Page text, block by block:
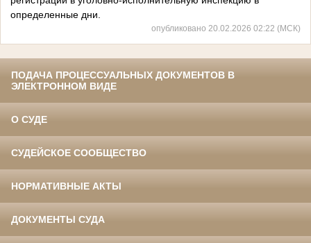
определенные дни.
опубликовано 20.02.2026 02:22 (МСК)
ПОДАЧА ПРОЦЕССУАЛЬНЫХ ДОКУМЕНТОВ В
ЭЛЕКТРОННОМ ВИДЕ
О СУДЕ
СУДЕЙСКОЕ СООБЩЕСТВО
НОРМАТИВНЫЕ АКТЫ
ДОКУМЕНТЫ СУДА